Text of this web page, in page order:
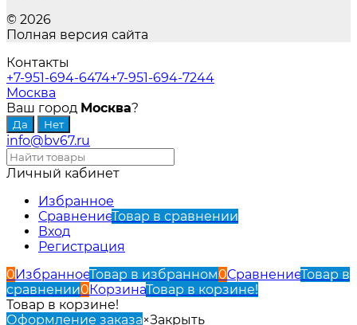
© 2026
Полная версия сайта
Контакты
+7-951-694-6474+7-951-694-7244
Москва
Ваш город Москва?
info@bv67.ru
Личный кабинет
Избранное
СравнениеТовар в сравнении
Вход
Регистрация
0ИзбранноеТовар в избранном0СравнениеТовар в
сравнении0КорзинаТовар в корзине!
Товар в корзине!
Оформление заказа×Закрыть